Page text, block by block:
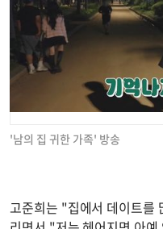
'남의 집 귀한 가족' 방송
고준희는 "집에서 데이트를